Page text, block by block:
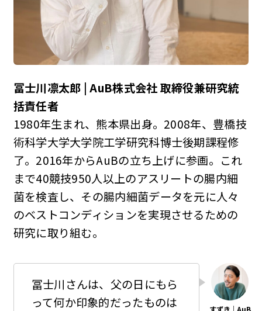
冨士川凛太郎 | AuB株式会社 取締役兼研究統
括責任者
1980年生まれ、熊本県出身。2008年、豊橋技
術科学大学大学院工学研究科博士後期課程修
了。2016年からAuBの立ち上げに参画。これ
まで40競技950人以上のアスリートの腸内細
菌を検査し、その腸内細菌データを元に人々
のベストコンディションを実現させるための
研究に取り組む。
冨士川さんは、父の日にもら
って何か印象的だったものは